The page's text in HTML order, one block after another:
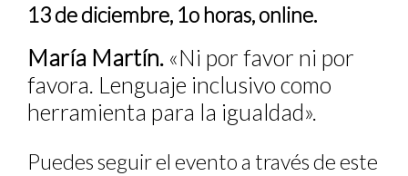
13 de diciembre, 1o horas, online.
María Martín. «Ni por favor ni por
favora. Lenguaje inclusivo como
herramienta para la igualdad».
Puedes seguir el evento a través de este